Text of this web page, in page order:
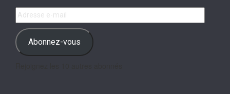
Adresse
e-
mail Abonnez-vous